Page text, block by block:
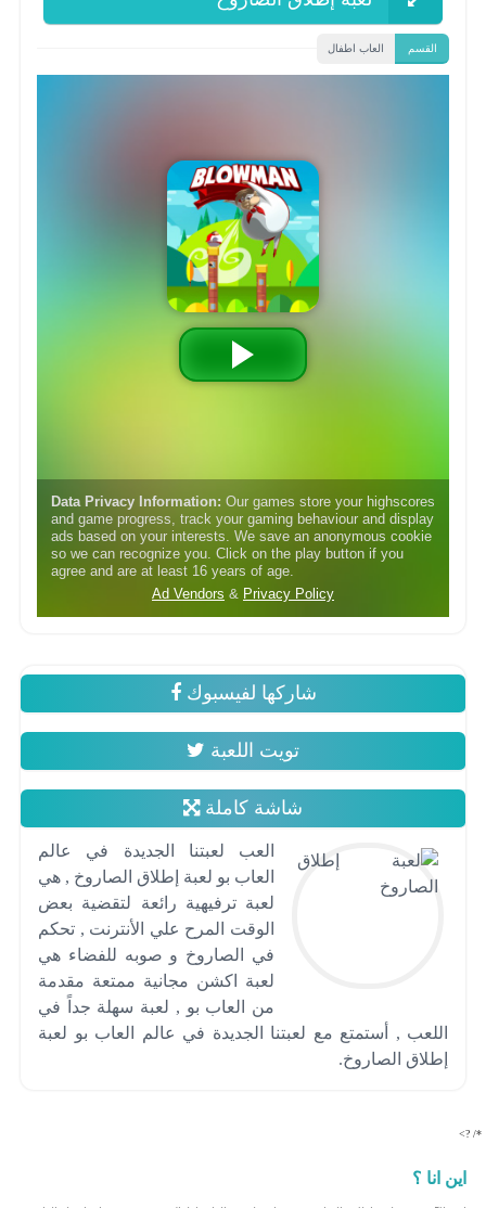
القسم العاب اطفال
شاركها لفيسبوك
تويت اللعبة
شاشة كاملة
العب لعبتنا الجديدة في عالم
العاب بو لعبة إطلاق الصاروخ , هي
لعبة ترفيهية رائعة لتقضية بعض
الوقت المرح علي الأنترنت , تحكم
في الصاروخ و صوبه للفضاء هي
لعبة اكشن مجانية ممتعة مقدمة
من العاب بو , لعبة سهلة جداً في
اللعب , أستمتع مع لعبتنا الجديدة في عالم العاب بو لعبة
إطلاق الصاروخ.
*/ ?>
اين انا ؟